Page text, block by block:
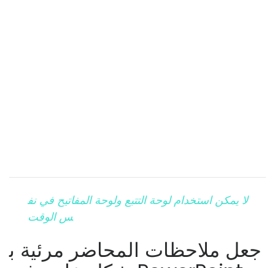
لا يمكن استخدام لوحة التتبع ولوحة المفاتيح في نف
س الوقت
جعل ملاحظات المحاضر مرئية ب